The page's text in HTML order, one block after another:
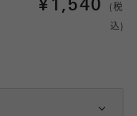
¥ 1,540
(税
込)